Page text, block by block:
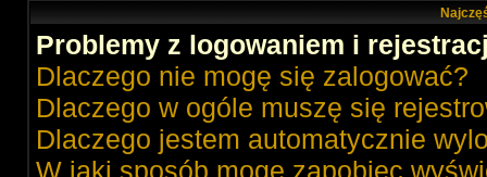
Problemy z logowaniem i
Dlaczego nie mogę się zalogować?
Dlaczego w ogóle muszę się
Dlaczego jestem automatycznie
W jaki sposób mogę zapobiec